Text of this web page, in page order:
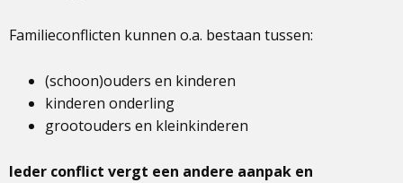
Familieconflicten kunnen o.a. bestaan tussen:
(schoon)ouders en kinderen
kinderen onderling
grootouders en kleinkinderen
Ieder conflict vergt een andere aanpak en